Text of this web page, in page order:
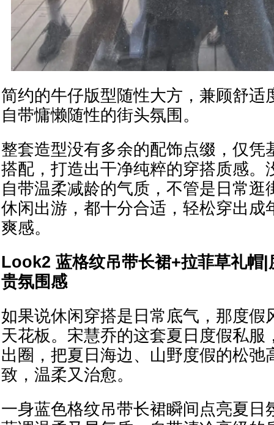
简约的牛仔版型随性大方，兼顾舒适
自带慵懒随性的街头氛围。
整套造型没有多余的配饰点缀，仅凭
搭配，打造出干净纯粹的穿搭质感。
自带温柔减龄的气质，不管是日常逛
休闲出游，都十分合适，轻松穿出成
爽感。
Look2 蓝格纹吊带长裙+拉菲草礼帽|
贵氛围感
如果说休闲穿搭是日常底气，那度假
天花板。宋慧乔的这套夏日度假私服
出圈，把夏日海边、山野度假的松弛
致，温柔又治愈。
一身蓝色格纹吊带长裙瞬间点亮夏日